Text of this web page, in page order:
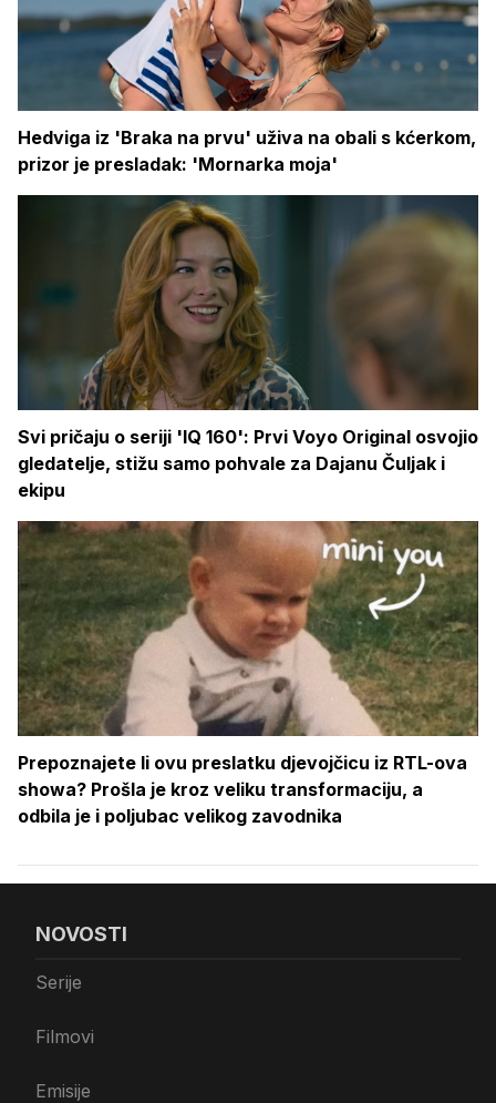
Hedviga iz 'Braka na prvu' uživa na obali s kćerkom,
prizor je presladak: 'Mornarka moja'
Svi pričaju o seriji 'IQ 160': Prvi Voyo Original osvojio
gledatelje, stižu samo pohvale za Dajanu Čuljak i
ekipu
Prepoznajete li ovu preslatku djevojčicu iz RTL-ova
showa? Prošla je kroz veliku transformaciju, a
odbila je i poljubac velikog zavodnika
NOVOSTI
Serije
Filmovi
Emisije